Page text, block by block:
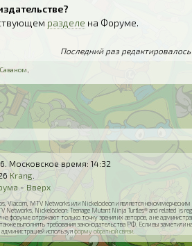
разделе на Форуме.
Последний раз
Саваном
. Московское время: 14:32
Krang
- Вверх
Viacom, MTV Networks или Nickelodeon и является
Nickelodeon: Teenage Mutant Ninja Turtles® and related is
отражают только точку зрения их авторов, а не
также выполнять требования законодательства РФ. Если вы
используяформу обратной связи.